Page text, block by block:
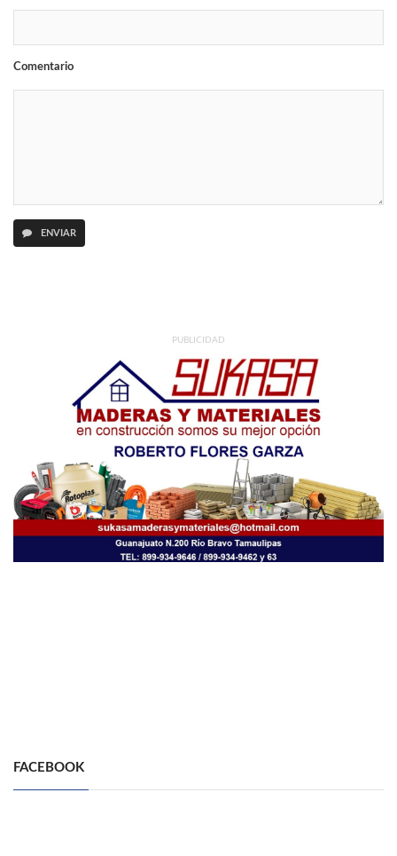
Comentario
ENVIAR
PUBLICIDAD
FACEBOOK